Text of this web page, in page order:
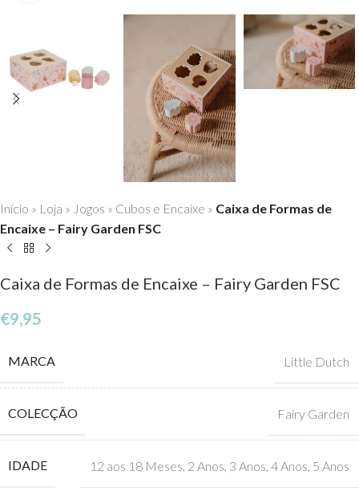
Início » Loja » Jogos » Cubos e Encaixe » Caixa de Formas de
Encaixe – Fairy Garden FSC
Caixa de Formas de Encaixe – Fairy Garden FSC
€9,95
MARCA Little Dutch
COLECÇÃO Fairy Garden
IDADE 12 aos 18 Meses 2 Anos 3 Anos 4 Anos 5 Anos